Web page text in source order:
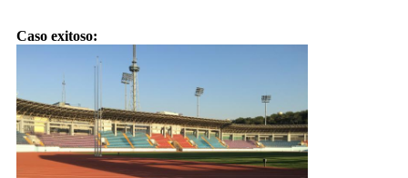
Caso exitoso: